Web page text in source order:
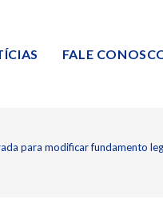
FALE
para modificar fundamento